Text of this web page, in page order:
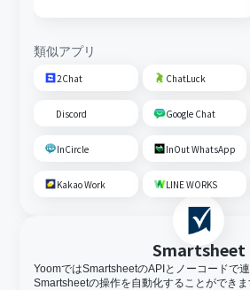
類似アプリ
2Chat ChatLuck
Discord Google Chat
InCircle InOut WhatsApp
Kakao Work LINE WORKS
Smartsheet
YoomではSmartsheetのAPIとノーコードで
Smartsheetの操作を自動化することができま